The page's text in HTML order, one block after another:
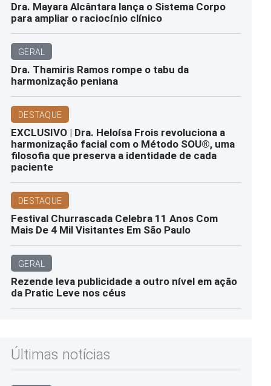
Dra. Mayara Alcântara lança o Sistema Corpo
para ampliar o raciocínio clínico
GERAL
Dra. Thamiris Ramos rompe o tabu da
harmonização peniana
DESTAQUE
EXCLUSIVO | Dra. Heloísa Frois revoluciona a
harmonização facial com o Método SOU®️, uma
filosofia que preserva a identidade de cada
paciente
DESTAQUE
Festival Churrascada Celebra 11 Anos Com
Mais De 4 Mil Visitantes Em São Paulo
GERAL
Rezende leva publicidade a outro nível em ação
da Pratic Leve nos céus
Últimas notícias